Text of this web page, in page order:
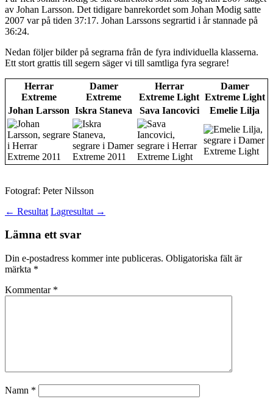
av Johan Larsson. Det tidigare banrekordet som Johan Modig satte
2007 var på tiden 37:17. Johan Larssons segrartid i år stannade på
36:24.
Nedan följer bilder på segrarna från de fyra individuella klasserna.
Ett stort grattis till segern säger vi till samtliga fyra segrare!
Herrar
Extreme
Damer
Extreme
Herrar
Extreme Light
Damer
Extreme Light
Johan Larsson Iskra Staneva Sava Iancovici Emelie Lilja
Fotograf: Peter Nilsson
Inläggsnavigering
← Resultat Lagresultat →
Lämna ett svar
Din e-postadress kommer inte publiceras. Obligatoriska fält är
märkta *
Kommentar *
Namn *